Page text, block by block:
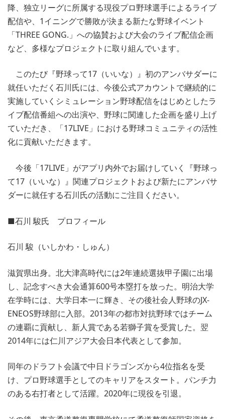
降、独立リーグに所属する現役プロ野球選手によるライブ
配信や、1イニングで勝敗が決まる新たな野球イベント
「THREE GONG.」への協賛および大会のライブ配信企画
など、多様なプロジェクトに取り組んでいます。
このたび『野球って17（いいな）』初のアンバサダーに
就任いただく石川氏には、今後公式アカウントで継続的に
実施していくシミュレーション野球配信をはじめとしたラ
イブ配信番組への出演や、野球に関連した企画を盛り上げ
ていただき、「17LIVE」における野球コミュニティの活性
化に貢献いただきます。
今後「17LIVE」がアプリ内外でお届けしていく『野球っ
て17（いいな）』関連プロジェクトおよび新たにアンバサ
ダーに就任する石川氏の活動にご注目ください。
■石川 駿氏 プロフィール
石川 駿（いしかわ・しゅん）
滋賀県出身。北大津高時代には2年連続選抜甲子園に出場
し、記念すべき大会通算600号本塁打を放った。明治大学
在学時には、大学日本一に輝き、その後社会人野球のJX-
ENEOS野球部に入部。2013年の都市対抗野球ではチーム
の連覇に貢献し、新人賞である若獅子賞を受賞した。翌
2014年には仁川アジア大会日本代表として参加。
同年のドラフト会議で中日ドラゴンズから4位指名を受
け、プロ野球選手としてのキャリアをスタート。パンチ力
のある右打者として活躍。2020年に現役を引退。